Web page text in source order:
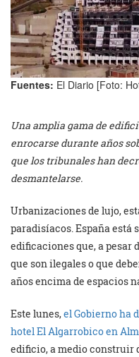
Fuentes: El Diario [Foto:
Una amplia gama de
enrocarse durante años
que los tribunales han
desmantelarse.
Urbanizaciones de lujo,
paradisíacos. España está
edificaciones que, a pesar
que son ilegales o que
años encima de espacios
Este lunes,el Gobierno ha
hotel El Algarrobico en
edificio, a medio construir